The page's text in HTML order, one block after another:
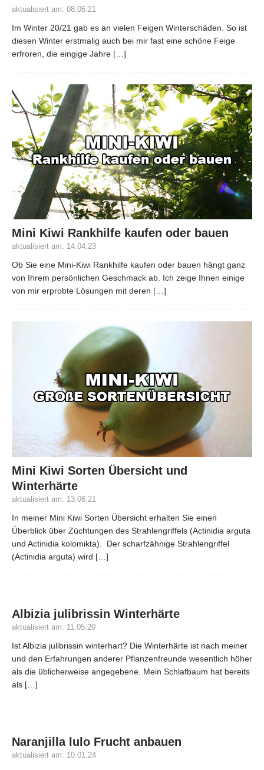
aktualisiert am: 08.06.21
Im Winter 20/21 gab es an vielen Feigen Winterschäden. So ist
diesen Winter erstmalig auch bei mir fast eine schöne Feige
erfroren, die eingige Jahre […]
Mini Kiwi Rankhilfe kaufen oder bauen
aktualisiert am: 14.04.23
Ob Sie eine Mini-Kiwi Rankhilfe kaufen oder bauen hängt ganz
von Ihrem persönlichen Geschmack ab. Ich zeige Ihnen einige
von mir erprobte Lösungen mit deren […]
Mini Kiwi Sorten Übersicht und
Winterhärte
aktualisiert am: 13.06.21
In meiner Mini Kiwi Sorten Übersicht erhalten Sie einen
Überblick über Züchtungen des Strahlengriffels (Actinidia arguta
und Actinidia kolomikta). Der scharfzähnige Strahlengriffel
(Actinidia arguta) wird […]
Albizia julibrissin Winterhärte
aktualisiert am: 11.05.20
Ist Albizia julibrissin winterhart? Die Winterhärte ist nach meiner
und den Erfahrungen anderer Pflanzenfreunde wesentlich höher
als die üblicherweise angegebene. Mein Schlafbaum hat bereits
als […]
Naranjilla lulo Frucht anbauen
aktualisiert am: 10.01.24